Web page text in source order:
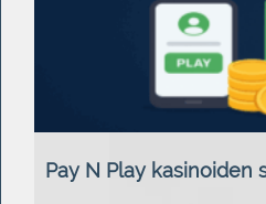
Pay N Play kasinoiden